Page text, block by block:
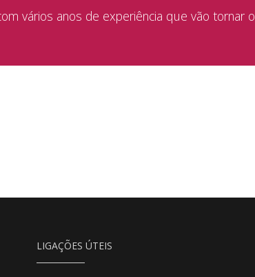
vários anos de experiência que vão tornar o
LIGAÇÕES ÚTEIS